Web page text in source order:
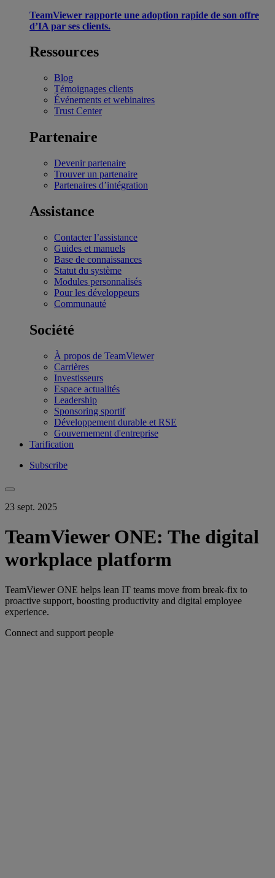
TeamViewer rapporte une adoption rapide de son offre
d’IA par ses clients.
Ressources
Blog
Témoignages clients
Événements et webinaires
Trust Center
Partenaire
Devenir partenaire
Trouver un partenaire
Partenaires d’intégration
Assistance
Contacter l’assistance
Guides et manuels
Base de connaissances
Statut du système
Modules personnalisés
Pour les développeurs
Communauté
Société
À propos de TeamViewer
Carrières
Investisseurs
Espace actualités
Leadership
Sponsoring sportif
Développement durable et RSE
Gouvernement d'entreprise
Tarification
Subscribe
23 sept. 2025
TeamViewer ONE: The digital
workplace platform
TeamViewer ONE helps lean IT teams move from break-fix to
proactive support, boosting productivity and digital employee
experience.
Connect and support people